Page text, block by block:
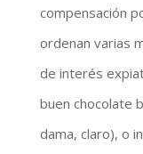
compensación
ordenan varias
de interés
buen chocolate
dama, claro), o